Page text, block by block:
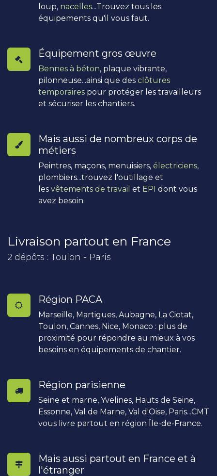
loup, nacelles...Trouvez tous les
équipements qu'il vous faut.
Équipement gros œuvre
Bennes à béton, plaque vibrante,
pilonneuse...ainsi que des clôtures
temporaires pour protéger les travailleurs
et sécuriser les chantiers.
Mais aussi de nombreux corps de
métiers
Peintres, maçons, menuisiers, électriciens,
plombiers...trouvez l'outillage et
les vêtements de travail et EPI dont vous
avez besoin.
Livraison partout en France
2 dépôts : Toulon - Paris
Région PACA
Marseille, Martigues, Aubagne, La Ciotat,
Toulon, Cannes, Nice, Monaco : plus de
proximité pour répondre au mieux à vos
besoins en équipements de chantier.
Région parisienne
Seine et marne, Yvelines, Hauts de Seine,
Essonne, Val de Marne, Val d'Oise, Paris...CMT
vous livre partout en région Île-de-France.
Mais aussi partout en France et à
l'étranger